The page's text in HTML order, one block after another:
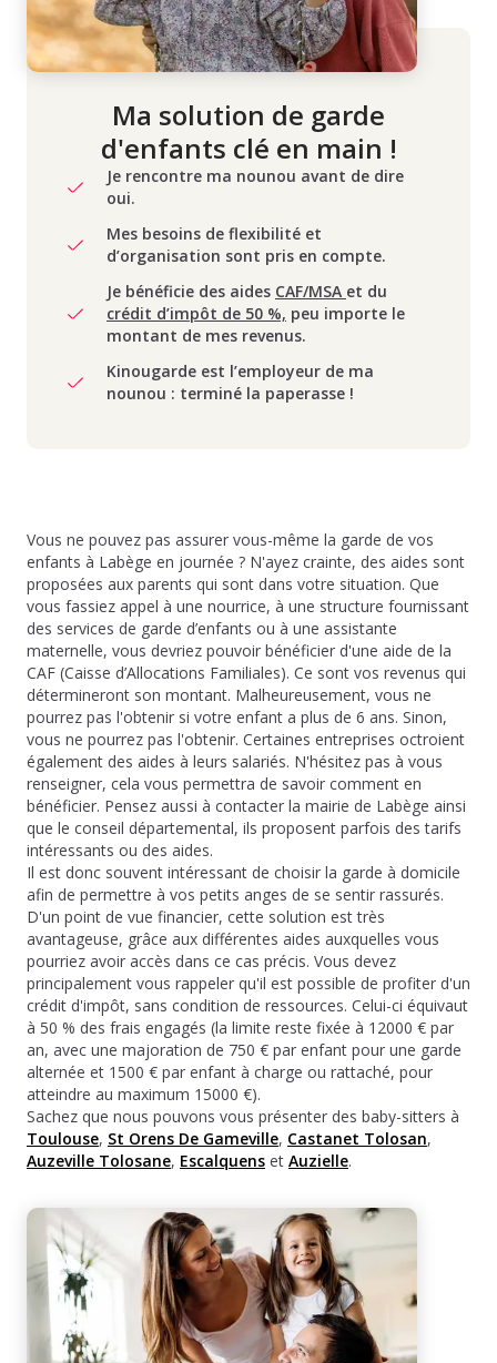
Ma solution de garde
d'enfants clé en main !
Je rencontre ma nounou avant de dire
oui.
Mes besoins de flexibilité et
d’organisation sont pris en compte.
Je bénéficie des aides CAF/MSA et du
crédit d’impôt de 50 %, peu importe le
montant de mes revenus.
Kinougarde est l’employeur de ma
nounou : terminé la paperasse !
Vous ne pouvez pas assurer vous-même la garde de vos
enfants à Labège en journée ? N'ayez crainte, des aides sont
proposées aux parents qui sont dans votre situation. Que
vous fassiez appel à une nourrice, à une structure fournissant
des services de garde d’enfants ou à une assistante
maternelle, vous devriez pouvoir bénéficier d'une aide de la
CAF (Caisse d’Allocations Familiales). Ce sont vos revenus qui
détermineront son montant. Malheureusement, vous ne
pourrez pas l'obtenir si votre enfant a plus de 6 ans. Sinon,
vous ne pourrez pas l'obtenir. Certaines entreprises octroient
également des aides à leurs salariés. N'hésitez pas à vous
renseigner, cela vous permettra de savoir comment en
bénéficier. Pensez aussi à contacter la mairie de Labège ainsi
que le conseil départemental, ils proposent parfois des tarifs
intéressants ou des aides.
Il est donc souvent intéressant de choisir la garde à domicile
afin de permettre à vos petits anges de se sentir rassurés.
D'un point de vue financier, cette solution est très
avantageuse, grâce aux différentes aides auxquelles vous
pourriez avoir accès dans ce cas précis. Vous devez
principalement vous rappeler qu'il est possible de profiter d'un
crédit d'impôt, sans condition de ressources. Celui-ci équivaut
à 50 % des frais engagés (la limite reste fixée à 12000 € par
an, avec une majoration de 750 € par enfant pour une garde
alternée et 1500 € par enfant à charge ou rattaché, pour
atteindre au maximum 15000 €).
Sachez que nous pouvons vous présenter des baby-sitters à
Toulouse, St Orens De Gameville, Castanet Tolosan,
Auzeville Tolosane, Escalquens et Auzielle.